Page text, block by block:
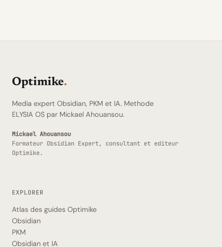
Optimike.
Media expert Obsidian, PKM et IA. Methode
ELYSIA OS par Mickael Ahouansou.
Mickael Ahouansou
Formateur Obsidian Expert, consultant et editeur
Optimike.
EXPLORER
Atlas des guides Optimike
Obsidian
PKM
Obsidian et IA